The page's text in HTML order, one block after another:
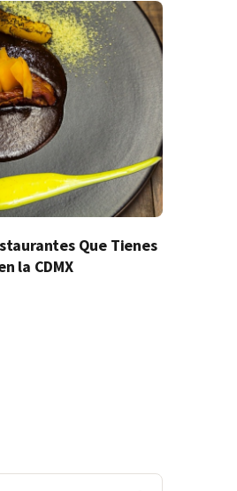
Que Tienes
la CDMX